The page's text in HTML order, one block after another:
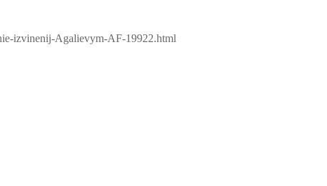
izvinenij-Agalievym-AF-19922.html